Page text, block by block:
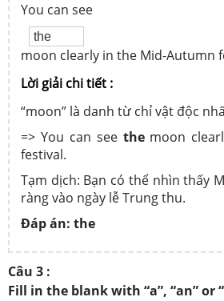
You can see
moon clearly in the Mid-Autumn
Lời giải chi tiết :
“moon” là danh từ chỉ vật độc
=> You can see the moon
festival.
Tạm dịch: Bạn có thể nhìn thấy
ràng vào ngày lễ Trung thu.
Đáp án: the
Câu 3 :
Fill in the blank with “a”, “an” or